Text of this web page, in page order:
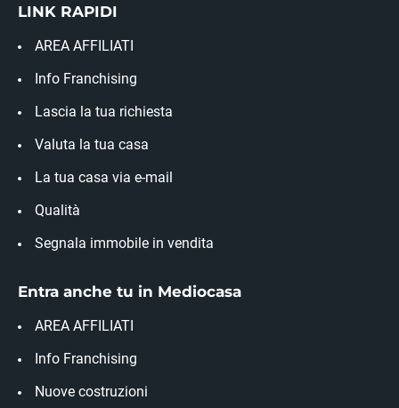
LINK RAPIDI
AREA AFFILIATI
Info Franchising
Lascia la tua richiesta
Valuta la tua casa
La tua casa via e-mail
Qualità
Segnala immobile in vendita
Entra anche tu in Mediocasa
AREA AFFILIATI
Info Franchising
Nuove costruzioni